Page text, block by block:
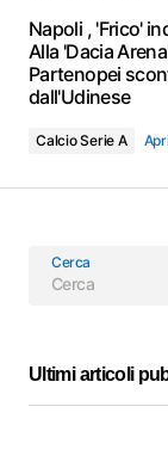
Napoli , 'Frico'
Alla 'Dacia
Partenopei
dall'Udinese
Calcio Serie A
Cerca
Ultimi articoli